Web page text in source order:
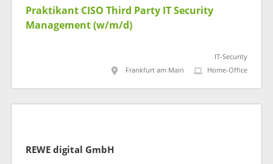
Praktikant CISO Third Party IT Security
Management (w/m/d)
IT-Security
Frankfurt am Main
Home-Office
REWE digital GmbH